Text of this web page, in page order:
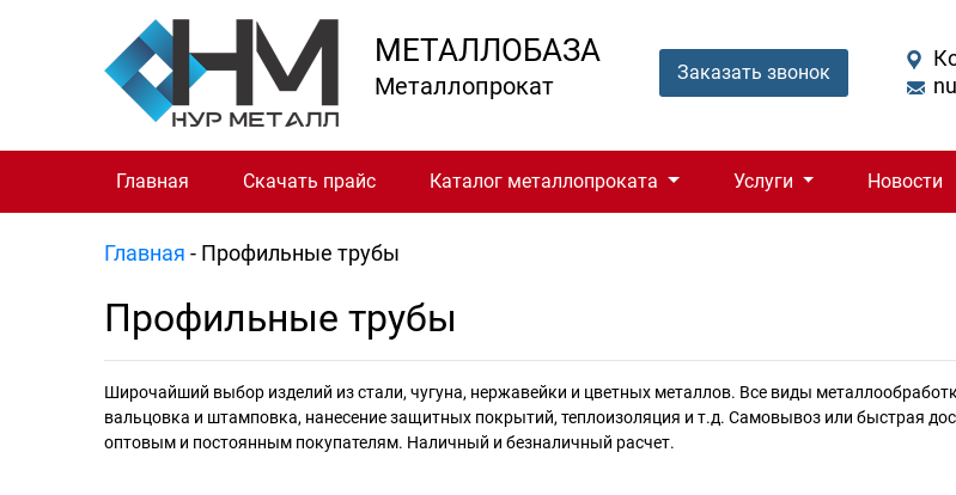
МЕТАЛЛОБАЗА
Металлопрокат Заказать звонок
Главная Скачать прайс Каталог металлопроката Услуги Новости
Главная - Профильные трубы
Профильные трубы
Широчайший выбор изделий из стали, чугуна, нержавейки и цветных металлов. Все виды
вальцовка и штамповка, нанесение защитных покрытий, теплоизоляция и т.д. Самовывоз или быстрая
оптовым и постоянным покупателям. Наличный и безналичный расчет.